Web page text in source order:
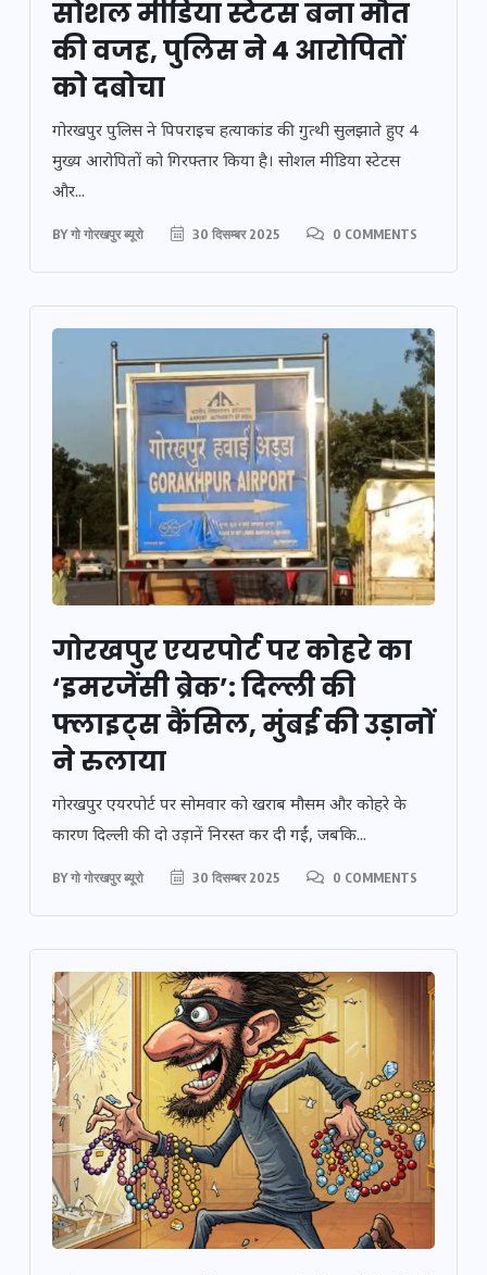
सोशल मीडिया स्टेटस बना मौत
की वजह, पुलिस ने 4 आरोपितों
को दबोचा
गोरखपुर पुलिस ने पिपराइच हत्याकांड की गुत्थी सुलझाते हुए 4
मुख्य आरोपितों को गिरफ्तार किया है। सोशल मीडिया स्टेटस
और...
BYगो गोरखपुर ब्यूरो 30 दिसम्बर 2025 0 COMMENTS
गोरखपुर एयरपोर्ट पर कोहरे का
‘इमरजेंसी ब्रेक’: दिल्ली की
फ्लाइट्स कैंसिल, मुंबई की उड़ानों
ने रुलाया
गोरखपुर एयरपोर्ट पर सोमवार को खराब मौसम और कोहरे के
कारण दिल्ली की दो उड़ानें निरस्त कर दी गईं, जबकि...
BYगो गोरखपुर ब्यूरो 30 दिसम्बर 2025 0 COMMENTS